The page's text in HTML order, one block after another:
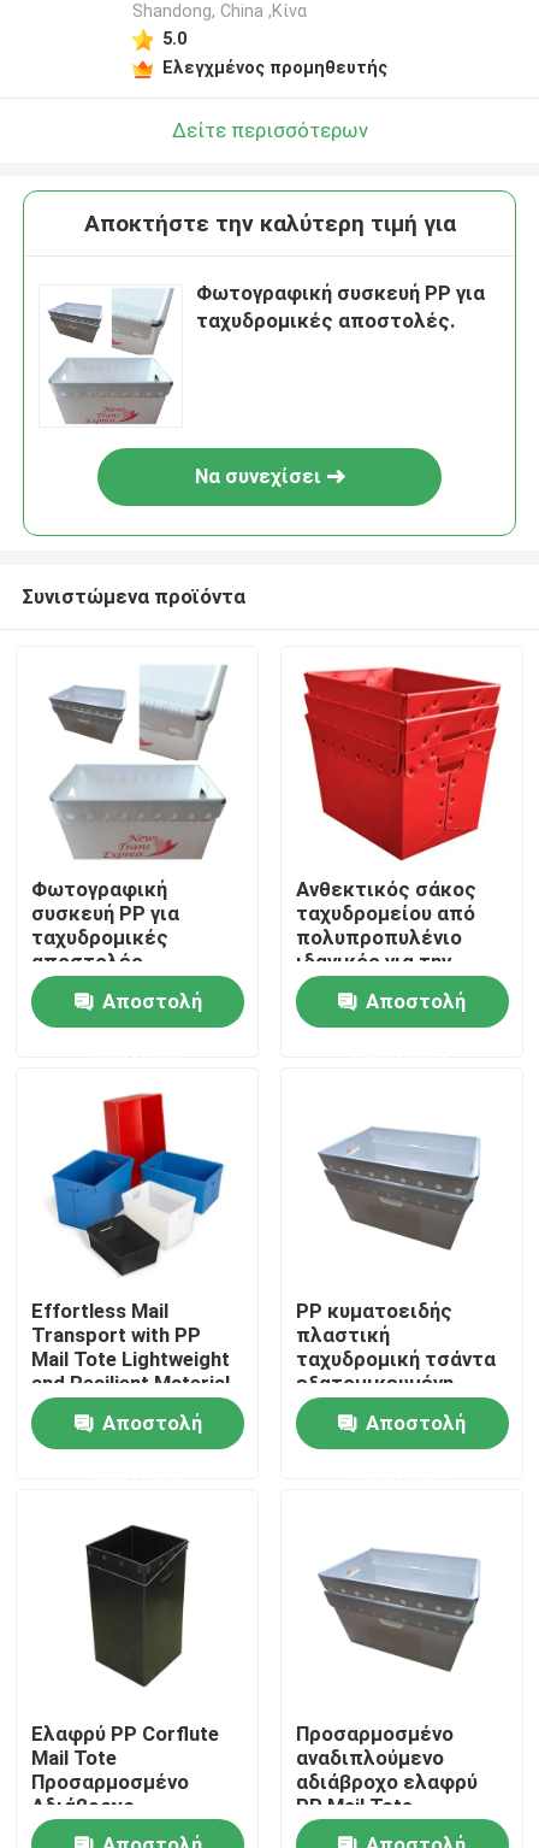
Σπίτι
Προϊόντα
Βίντεο
Σχετικά με εμάς
Επισκέψεις στο εργοστάσιο
Έλεγχος ποιότητας
Επικοινωνήστε μαζί μας
Ειδήσεις
Υποθέσεις
Κυματοειδές πλαστικό φύλλο
Shandong, China ,Κίνα
5.0
Ελεγχμένος προμηθευτής
Δείτε περισσότερων
Αποκτήστε την καλύτερη τιμή για
Φωτογραφική συσκευή PP για
ταχυδρομικές αποστολές.
Να συνεχίσει
Συνιστώμενα προϊόντα
Φωτογραφική
συσκευή PP για
ταχυδρομικές
αποστολές.
Αποστολή
Ανθεκτικός σάκος
ταχυδρομείου από
πολυπροπυλένιο
ιδανικός για την
οργάνωση της
μεταφοράς και την
προστασία των
θέσεις
ταχυδρομικών χώρων
Αποστολή
Effortless Mail
Transport with PP
Mail Tote Lightweight
and Resilient Material
Αποστολή
PP κυματοειδής
πλαστική
ταχυδρομική τσάντα
εξατομικευμένη
Ανερόπρεπη ελαφριά
Αποστολή
Ελαφρύ PP Corflute
Mail Tote
Προσαρμοσμένο
Αδιάβροχο
κυματοειδές
Προσαρμοσμένο
αναδιπλούμενο
αδιάβροχο ελαφρύ
PP Mail Tote
κυματοειδές